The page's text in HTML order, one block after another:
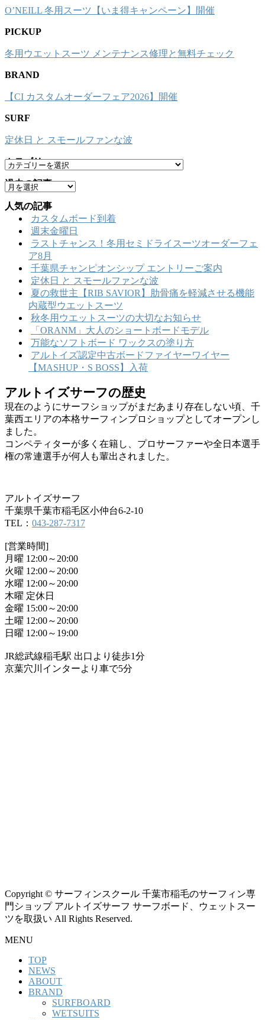
O’NEILL 冬用スーツ【いま得キャンペーン】開催
PICKUP
冬用ウエットスーツ メンテナンス修理と無料チェック
BRAND
【CI カスタムオーダーフェア2026】開催
SURF
定休日 と スモールファンな波
カテゴリー
カ
テ
ゴ
リ
ー
過去の記事
ア
ー
カ
人気の記事
カスタムボード到着
週末金曜日
ラストチャンス！冬用セミドライスーツオーダーフェ
ア8月
千葉県チャンピオンシップ エントリーご案内
定休日 と スモールファンな波
夏の救世主【RIB SAVIOR】肋骨痛を軽減させる機能
内蔵型ウエットスーツ
秋冬用ウエットスーツの大切なお知らせ
「ORANM」大人のショートボードモデル
万能なソフトボード ワックスの塗り方
アルトイズ認定中古ボードファイヤーワイヤー
【MASHUP・S BOSS】入荷
アルトイズサーフの歴史
現在のようにサーフショップがまだあまり存在しない頃、千
葉西エリアの本格サーフィンプロショップとしてオープンし
ました。
コンペティターが多く在籍し、プロサーファーや全日本選手
権の常連選手が何人も輩出されました。
アルトイズサーフ
千葉県千葉市稲毛区小仲台6-2-10
TEL： 043-287-7317
[営業時間]
月曜 12:00～20:00
火曜 12:00～20:00
水曜 12:00～20:00
木曜 定休日
金曜 15:00～20:00
土曜 12:00～20:00
日曜 12:00～19:00
JR総武線稲毛駅 出口より徒歩1分
京葉穴川インターより車で5分
Copyright © サーフィンスクール 千葉市稲毛のサーフィン専
門ショップ アルトイズサーフ サーフボード、ウェットスー
ツを取扱い All Rights Reserved.
MENU
TOP
NEWS
ABOUT
BRAND
SURFBOARD
WETSUITS